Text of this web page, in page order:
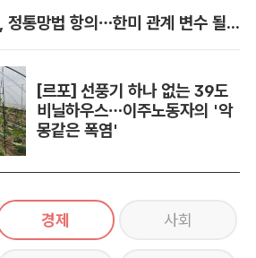
쿠팡 두둔 美 의원들, 정통망법 항의…한미 관계 변수 될까
[르포] 선풍기 하나 없는 39도
비닐하우스…이주노동자의 '악
몽같은 폭염'
경제 사회